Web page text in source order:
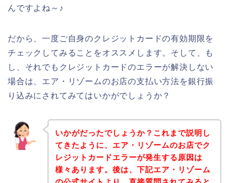
んですよね～♪
だから、一度ご自身のクレジットカードの有効期限を
チェックしてみることをオススメします。そして、も
し、それでもクレジットカードのエラーが解決しない
場合は、エア・リゾームのお店の支払い方法を銀行振
り込みにされてみてはいかがでしょうか？
いかがだったでしょうか？これまで説明し
てきたように、エア・リゾームのお店でク
レジットカードエラーが発生する原因は
様々あります。後は、下記エア・リゾーム